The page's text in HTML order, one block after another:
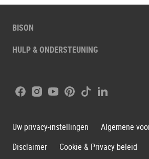
BISON
HULP & ONDERSTEUNING
Facebook
Instagram
YoutubePinterest
TiktokLinkedIn
Uw privacy-instellingen
Algemene
Disclaimer
Cookie & Privacy beleid